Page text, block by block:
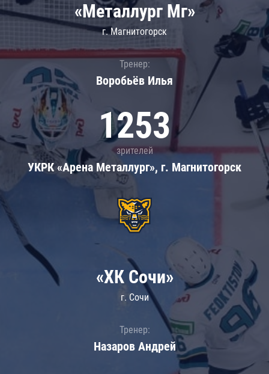
«Металлург Мг»
г. Магнитогорск
Тренер:
Воробьёв Илья
1253
зрителей
УКРК «Арена Металлург», г. Магнитогорск
«ХК Сочи»
г. Сочи
Тренер:
Назаров Андрей